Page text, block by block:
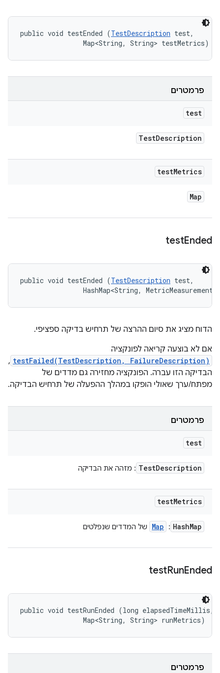
public void testEnded (TestDescription test,
                Map<String, String> testMetrics)
פרמטרים
test
TestDescription
testMetrics
Map
testEnded
public void testEnded (TestDescription test,
HashMap<String,
הדוח מציג את סיום ההרצה של תרחיש בדיקה ספציפי.
אם לא בוצעה קריאה לפונקציה
testFailed(TestDescription, FailureDescription)
,
הבדיקה הזו עברה. הפונקציה מחזירה גם מדדים של
מפתח/ערך שאולי הופקו במהלך ההפעלה של תרחיש הבדיקה.
פרמטרים
test
TestDescription : מזהה את הבדיקה
testMetrics
HashMap
:
Map של המדדים שנפלטים
testRunEnded
public void testRunEnded (long elapsedTimeMillis,
                Map<String, String> runMetrics)
פרמטרים